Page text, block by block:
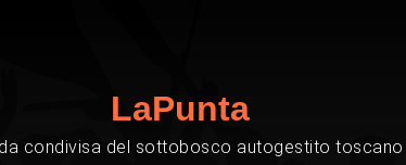
LaPunta
condivisa del sottobosco autogestito toscano